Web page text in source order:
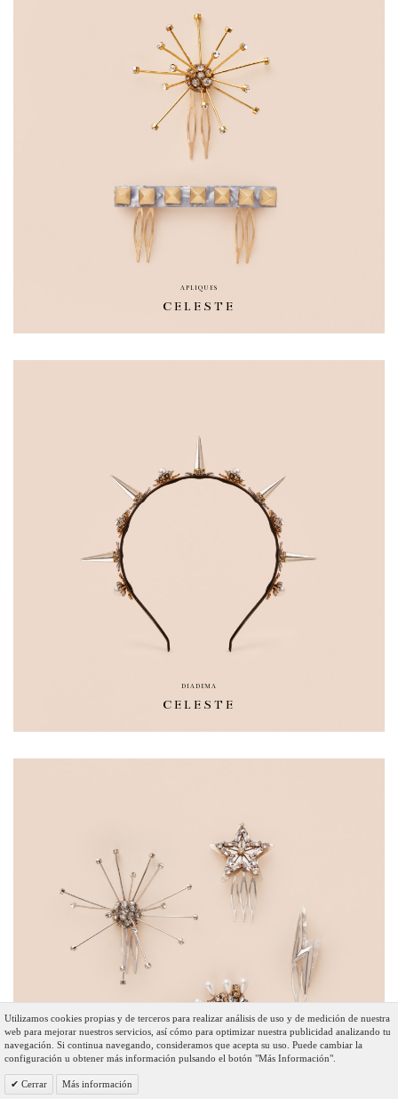
APLIQUES
CELESTE
DIADEMA
CELESTE
Utilizamos cookies propias y de terceros para realizar análisis de uso y de medición de nuestra
web para mejorar nuestros servicios, así cómo para optimizar nuestra publicidad analizando tu
navegación. Si continua navegando, consideramos que acepta su uso. Puede cambiar la
configuración u obtener más información pulsando el botón "Más Información".
Cerrar Más información